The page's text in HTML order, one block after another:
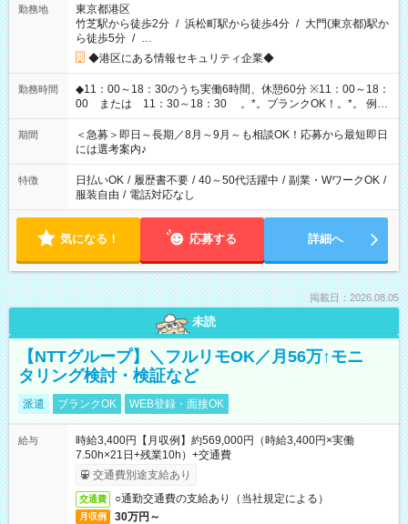
勤務地
東京都港区
竹芝駅から徒歩2分 / 浜松町駅から徒歩4分 / 大門(東京都)駅か
ら徒歩5分 / …
◆港区にある情報セキュリティ企業◆
勤務時間
◆11：00～18：30のうち実働6時間、休憩60分 ※11：00～18：
00 または 11：30～18：30 。*。ブランクOK！。*。 例え
ば前職が、 在宅/財団法人/事務/コールセンター/受付/販売/カフェ
スタッフ スイーツ販売/ホテルフロント/化粧品販売/など 様々な
業界から入社して活躍されています♪
期間
＜急募＞即日～長期／8月～9月～も相談OK！応募から最短即日
には選考案内♪
特徴 日払いOK / 履歴書不要 / 40～50代活躍中 / 副業・WワークOK /
服装自由 / 電話対応なし
気になる！ 応募する 詳細へ
掲載日：2026.08.05
未読
【NTTグループ】＼フルリモOK／月56万↑モニ
タリング検討・検証など
派遣 ブランクOK WEB登録・面接OK
給与
時給3,400円【月収例】約569,000円（時給3,400円×実働
7.50h×21日+残業10h）+交通費
交通費別途支給あり
交通費 ○通勤交通費の支給あり（当社規定による）
月収例 30万円～